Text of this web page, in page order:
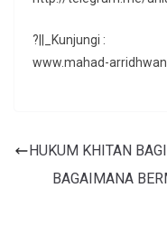
?||_Kunjungi :
www.mahad-
HUKUM KHITAN
BAGAIMANA